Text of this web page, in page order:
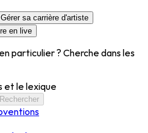
Gérer sa carrière d'artiste
en live
particulier ? Cherche dans les
et le lexique
Rechercher